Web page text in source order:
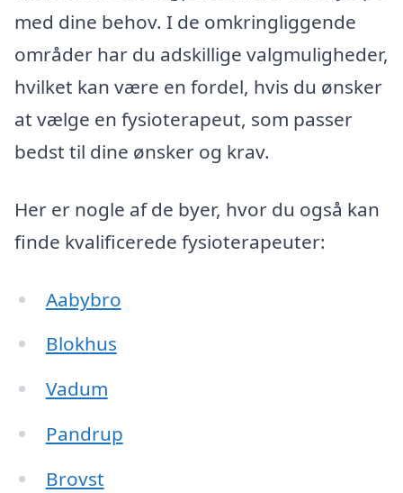
med dine behov. I de omkringliggende
områder har du adskillige valgmuligheder,
hvilket kan være en fordel, hvis du ønsker
at vælge en fysioterapeut, som passer
bedst til dine ønsker og krav.
Her er nogle af de byer, hvor du også kan
finde kvalificerede fysioterapeuter:
Aabybro
Blokhus
Vadum
Pandrup
Brovst